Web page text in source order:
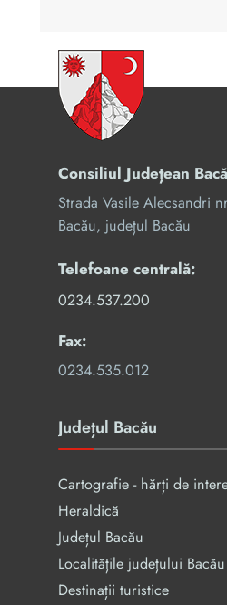
Consiliul Județean
Strada Vasile Alecsandri
Bacău, județul Bacău
Telefoane centrală:
0234.537.200
Fax:
0234.535.012
Județul Bacău
Cartografie - hărți de
Heraldică
Județul Bacău
Localitățile județului Bacău
Destinații turistice